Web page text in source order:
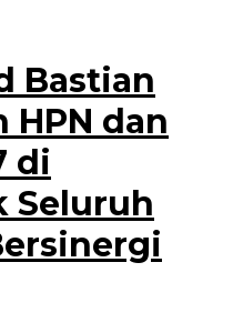
Bastian
HPN dan
di
Seluruh